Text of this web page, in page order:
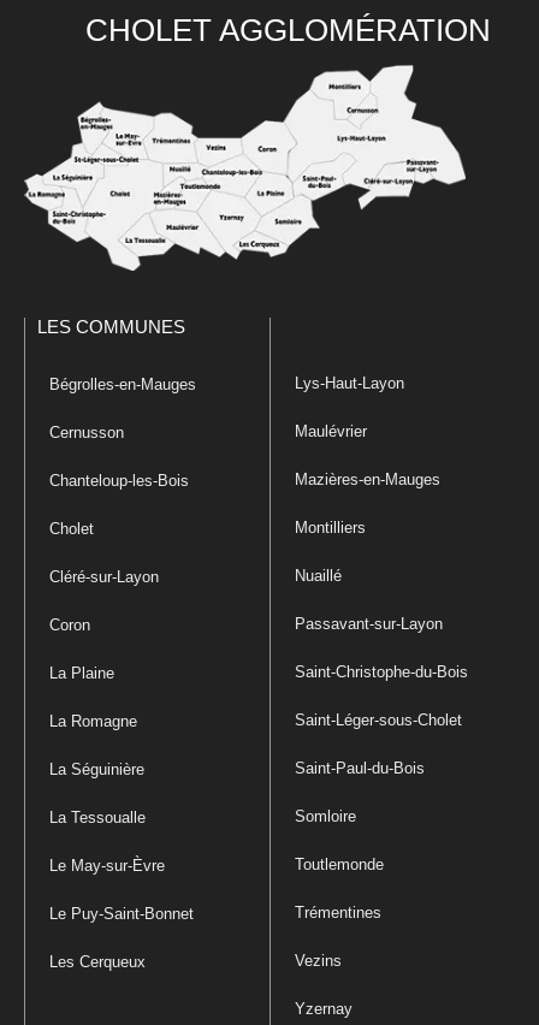
CHOLET AGGLOMÉRATION
LES COMMUNES
Bégrolles-en-Mauges
Cernusson
Chanteloup-les-Bois
Cholet
Cléré-sur-Layon
Coron
La Plaine
La Romagne
La Séguinière
La Tessoualle
Le May-sur-Èvre
Le Puy-Saint-Bonnet
Les Cerqueux
Lys-Haut-Layon
Maulévrier
Mazières-en-Mauges
Montilliers
Nuaillé
Passavant-sur-Layon
Saint-Christophe-du-Bois
Saint-Léger-sous-Cholet
Saint-Paul-du-Bois
Somloire
Toutlemonde
Trémentines
Vezins
Yzernay